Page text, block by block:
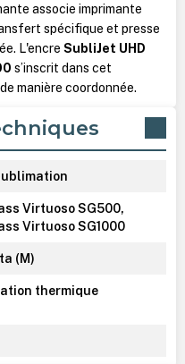
associe imprimante
spécifique et presse
L'encre SubliJet UHD
s’inscrit dans cet
manière coordonnée.
Virtuoso SG500,
Virtuoso SG1000
(M)
thermique